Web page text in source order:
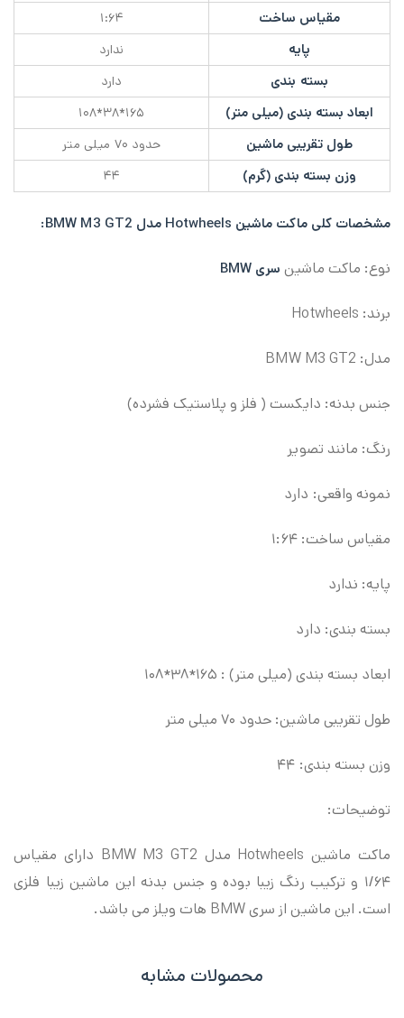
مقیاس ساخت ۱:۶۴
پایه ندارد
بسته بندی دارد
ابعاد بسته بندی (میلی متر) ۱۶۵*۳۸*۱۰۸
طول تقریبی ماشین حدود ۷۰ میلی متر
وزن بسته بندی (گرم) ۴۴
مشخصات کلی ماکت ماشین Hotwheels مدل BMW M3 GT2:
نوع: ماکت ماشین سری BMW
برند: Hotwheels
مدل: BMW M3 GT2
جنس بدنه: دایکست ( فلز و پلاستیک فشرده)
رنگ: مانند تصویر
نمونه واقعی: دارد
مقیاس ساخت: ۱:۶۴
پایه: ندارد
بسته بندی: دارد
ابعاد بسته بندی (میلی متر) : ۱۶۵*۳۸*۱۰۸
طول تقریبی ماشین: حدود ۷۰ میلی متر
وزن بسته بندی: ۴۴
توضیحات:
ماکت ماشین Hotwheels مدل BMW M3 GT2 دارای مقیاس
۱/۶۴ و ترکیب رنگ زیبا بوده و جنس بدنه این ماشین زیبا فلزی
است. این ماشین از سری BMW هات ویلز می باشد.
محصولات مشابه